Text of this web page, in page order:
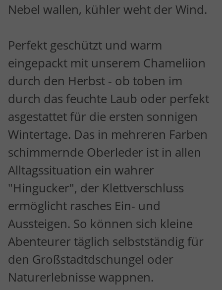
Nebel wallen, kühler weht der Wind.
Perfekt geschützt und warm
eingepackt mit unserem Chameliion
durch den Herbst - ob toben im
durch das feuchte Laub oder perfekt
asgestattet für die ersten sonnigen
Wintertage. Das in mehreren Farben
schimmernde Oberleder ist in allen
Alltagssituation ein wahrer
"Hingucker", der Klettverschluss
ermöglicht rasches Ein- und
Aussteigen. So können sich kleine
Abenteurer täglich selbstständig für
den Großstadtdschungel oder
Naturerlebnisse wappnen.